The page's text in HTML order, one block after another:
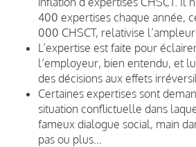
400 expertises chaque année,
000 CHSCT, relativise
L’expertise est faite pour
l’employeur, bien entendu, et
des décisions aux effets
Certaines expertises sont
situation conflictuelle dans
fameux dialogue social, main
pas ou plus…